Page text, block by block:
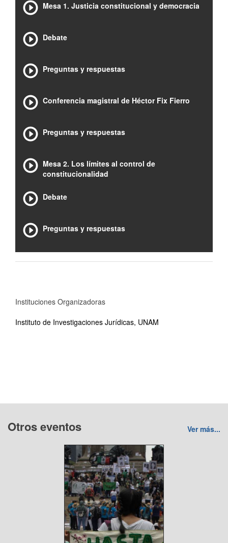
Mesa 1. Justicia constitucional y democracia
Debate
Preguntas y respuestas
Conferencia magistral de Héctor Fix Fierro
Preguntas y respuestas
Mesa 2. Los límites al control de
constitucionalidad
Debate
Preguntas y respuestas
Instituciones Organizadoras
Instituto de Investigaciones Jurídicas, UNAM
Otros eventos Ver más...